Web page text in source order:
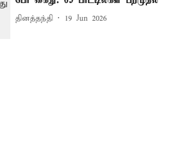
தினத்தந்தி 19 Jun 2026